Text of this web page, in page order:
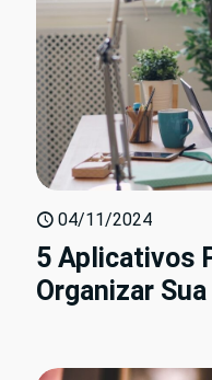
04/11/2024
5 Aplicativos
Organizar